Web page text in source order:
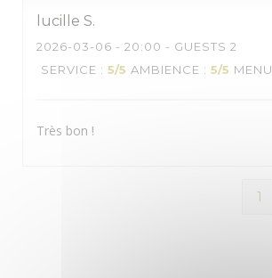
lucille S
2026-03-06 - 20:00 - GUESTS 2
SERVICE : 5/5 AMBIENCE : 5/5 MENU
Très bon !
1